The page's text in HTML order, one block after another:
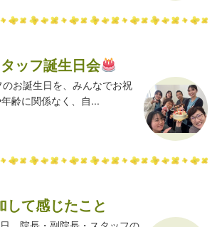
ッフ誕生日会
お誕生日を、みんなでお祝
齢に関係なく、自...
して感じたこと